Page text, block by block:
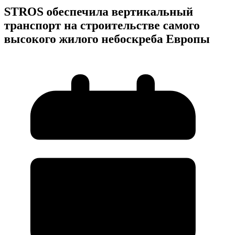
STROS обеспечила вертикальный
транспорт на строительстве самого
высокого жилого небоскреба Европы